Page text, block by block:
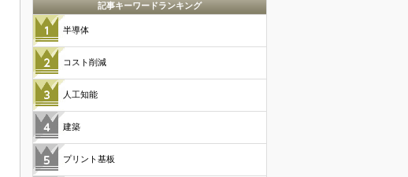
記事キーワードランキング
半導体
コスト削減
人工知能
建築
プリント基板